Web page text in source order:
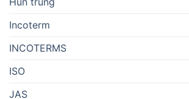
Incoterm
INCOTERMS
ISO
JAS